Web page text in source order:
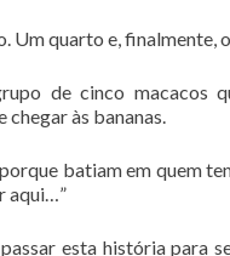
Um quarto e, finalmente,
de cinco macacos
às bananas.
batiam em quem
aqui…”
esta história para